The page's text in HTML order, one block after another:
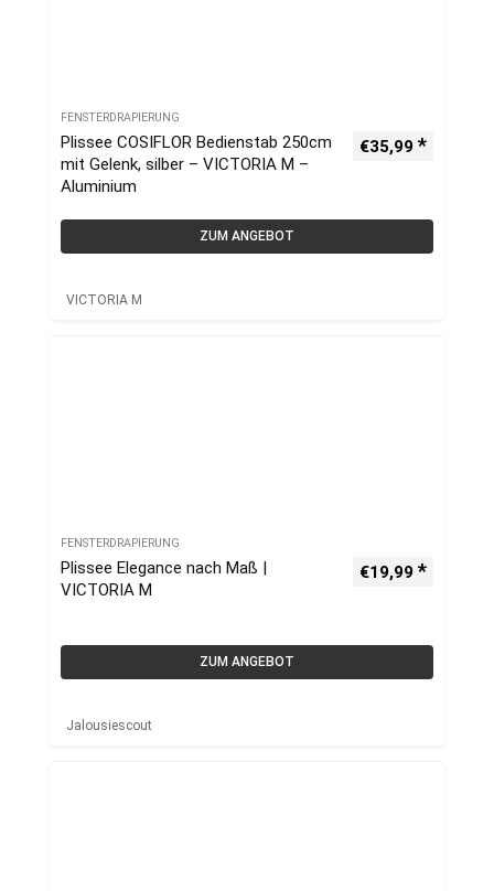
FENSTERDRAPIERUNG
Plissee COSIFLOR Bedienstab 250cm
mit Gelenk, silber – VICTORIA M –
Aluminium
€35,99
ZUM ANGEBOT
VICTORIA M
FENSTERDRAPIERUNG
Plissee Elegance nach Maß |
VICTORIA M
€19,99
ZUM ANGEBOT
Jalousiescout